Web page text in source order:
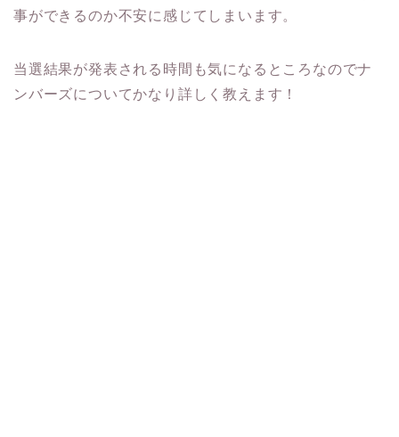
事ができるのか不安に感じてしまいます。
当選結果が発表される時間も気になるところなのでナ
ンバーズについてかなり詳しく教えます！